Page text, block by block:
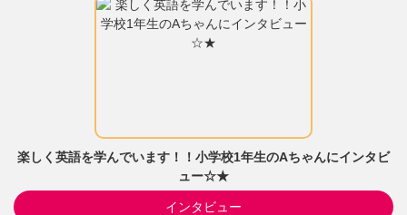
楽しく英語を学んでいます！！小学校1年生のAちゃんにインタビ
ュー☆★
インタビュー